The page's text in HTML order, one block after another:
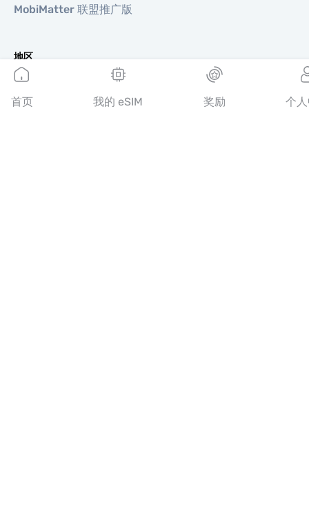
MobiMatter 联盟推广版
地区
欧洲 eSIM
亚洲 eSIM
首页 我的 eSIM 奖励 个